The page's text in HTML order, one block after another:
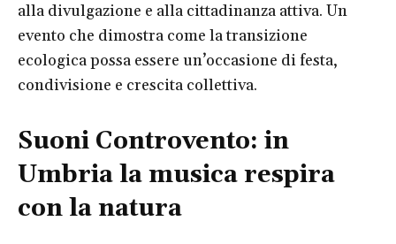
alla divulgazione e alla cittadinanza attiva. Un
evento che dimostra come la transizione
ecologica possa essere un’occasione di festa,
condivisione e crescita collettiva.
Suoni Controvento: in
Umbria la musica respira
con la natura